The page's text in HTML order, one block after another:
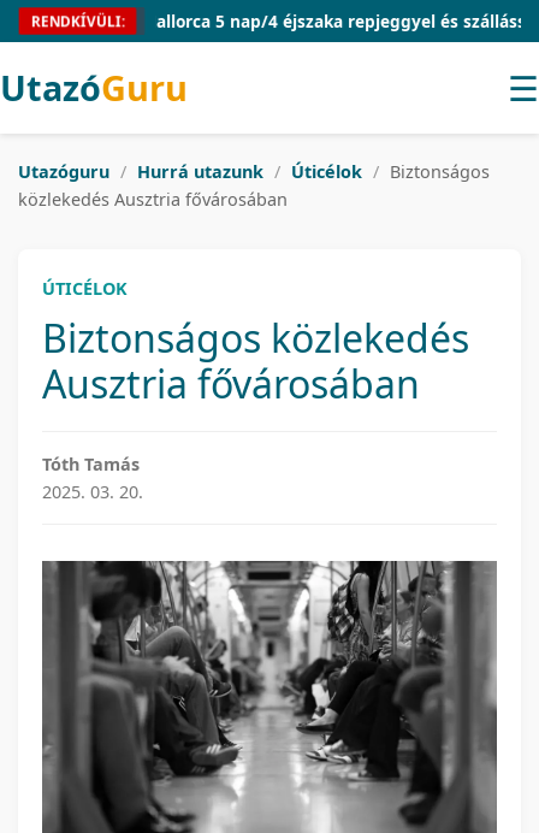
RENDKÍVÜLI:Mallorca 5 nap/4 éjszaka repjeggyel és szállással
UtazóGuru ☰
Utazóguru / Hurrá utazunk / Úticélok / Biztonságos
közlekedés Ausztria fővárosában
ÚTICÉLOK
Biztonságos közlekedés
Ausztria fővárosában
Tóth Tamás
2025. 03. 20.